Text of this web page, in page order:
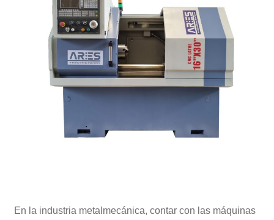
En la industria metalmecánica, contar con las máquinas